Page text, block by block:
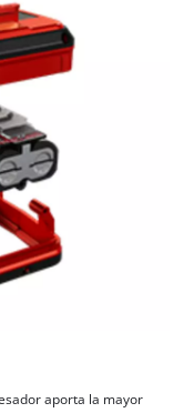
aporta la mayor